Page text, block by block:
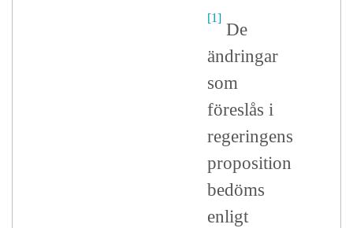
[1]
De
ändringar
som
föreslås i
regeringens
proposition
bedöms
enligt